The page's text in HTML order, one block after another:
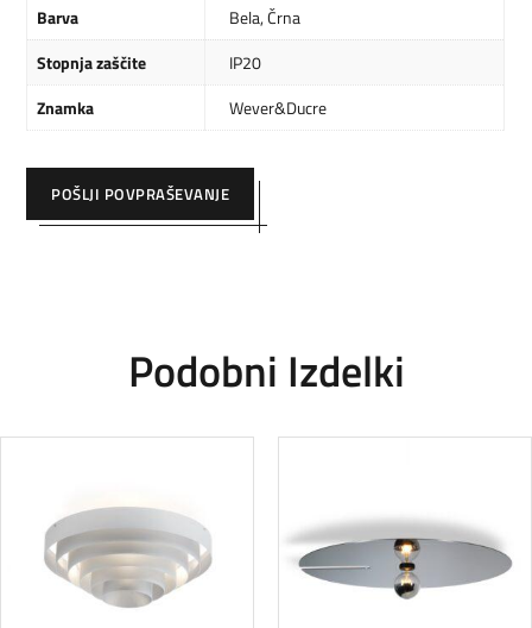
Barva Bela,Črna
Stopnja zaščite
IP20
Znamka
Wever&Ducre
POŠLJI POVPRAŠEVANJE
Podobni Izdelki